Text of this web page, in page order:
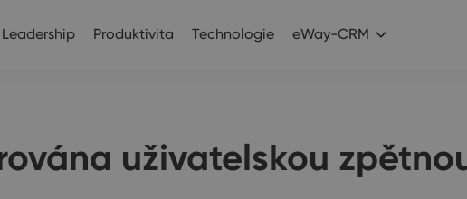
Leadership Produktivita Technologie eWay-CRM
uživatelskou